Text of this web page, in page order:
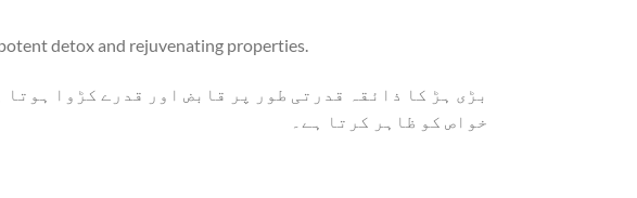
detox and rejuvenating properties.
بڑی ہڑ کا ذائقہ قدرتی طور پر قابض اور قدرے کڑوا
خواص کو ظاہر کرتا ہے۔